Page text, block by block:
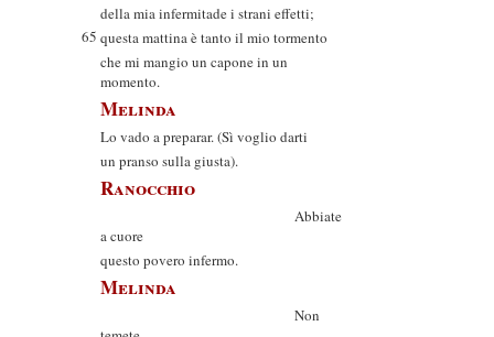
della mia infermitade i strani effetti;
65 questa mattina è tanto il mio tormento
che mi mangio un capone in un
momento.
Melinda
Lo vado a preparar. (Sì voglio darti
un pranso sulla giusta).
Ranocchio
Abbiate
a cuore
questo povero infermo.
Melinda
Non